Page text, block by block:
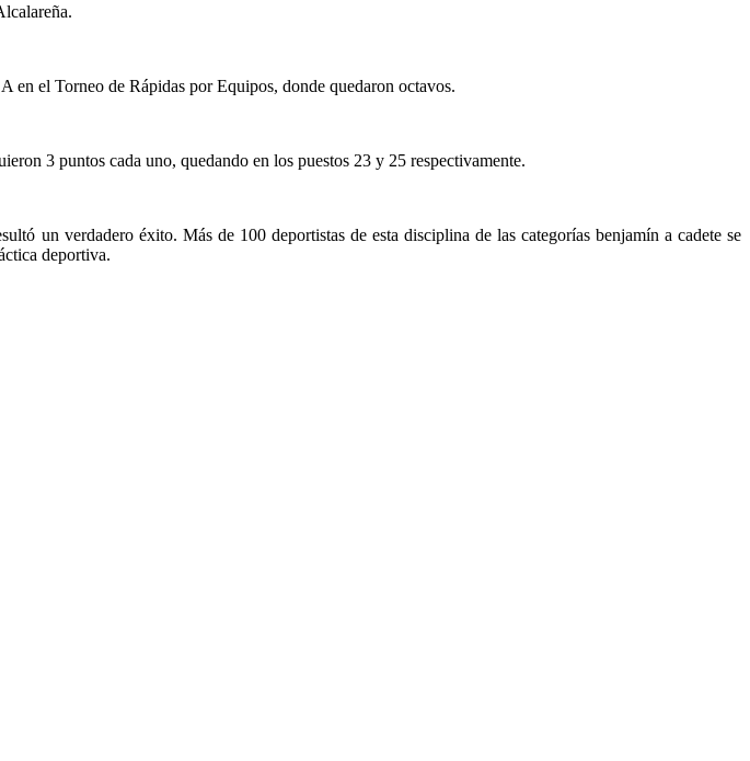
el Torneo de Rápidas por Equipos, donde quedaron octavos.
3 puntos cada uno, quedando en los puestos 23 y 25 respectivamente.
un verdadero éxito. Más de 100 deportistas de esta disciplina de las categorías benjamín a cadete se
deportiva.